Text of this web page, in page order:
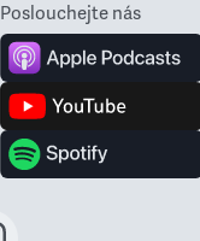
Poslouchejte nás